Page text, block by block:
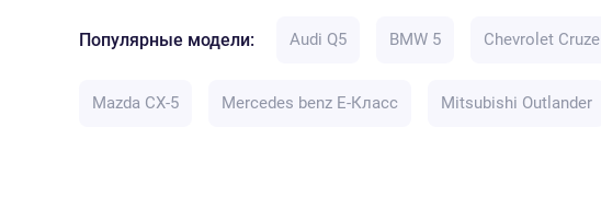
Популярные модели: Audi Q5 BMW 5 Chevrolet Cruze
Mazda CX-5 Mercedes benz E-Класс Mitsubishi Outlander